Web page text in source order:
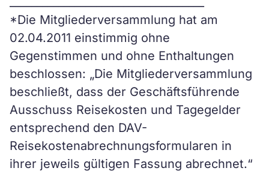
*Die Mitgliederversammlung hat am
02.04.2011 einstimmig ohne
Gegenstimmen und ohne Enthaltungen
beschlossen: „Die Mitgliederversammlung
beschließt, dass der Geschäftsführende
Ausschuss Reisekosten und Tagegelder
entsprechend den DAV-
Reisekostenabrechnungsformularen in
ihrer jeweils gültigen Fassung abrechnet.“